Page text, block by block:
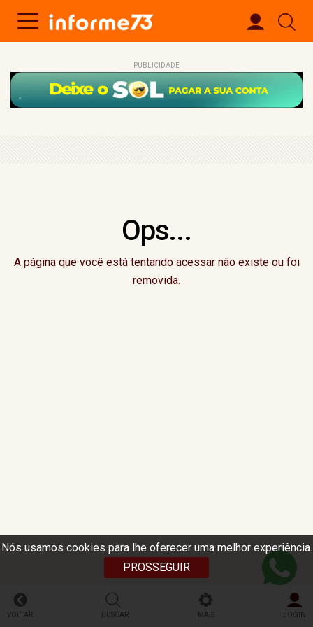
Nós usamos cookies para lhe oferecer uma melhor experiência.
PROSSEGUIR
PUBLICIDADE
Ops...
A página que você está tentando acessar não existe ou foi
removida.
VOLTAR BUSCAR MAIS LOGIN